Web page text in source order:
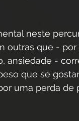
neste
outras que -
ansiedade -
que se
uma perda de